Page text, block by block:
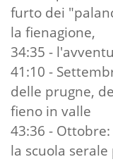
furto dei
la fienagione,
34:35 -
41:10 -
delle prugne,
fieno in valle
43:36 -
la scuola